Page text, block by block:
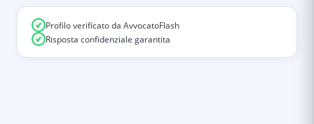
Profilo verificato da AvvocatoFlash
Risposta confidenziale garantita